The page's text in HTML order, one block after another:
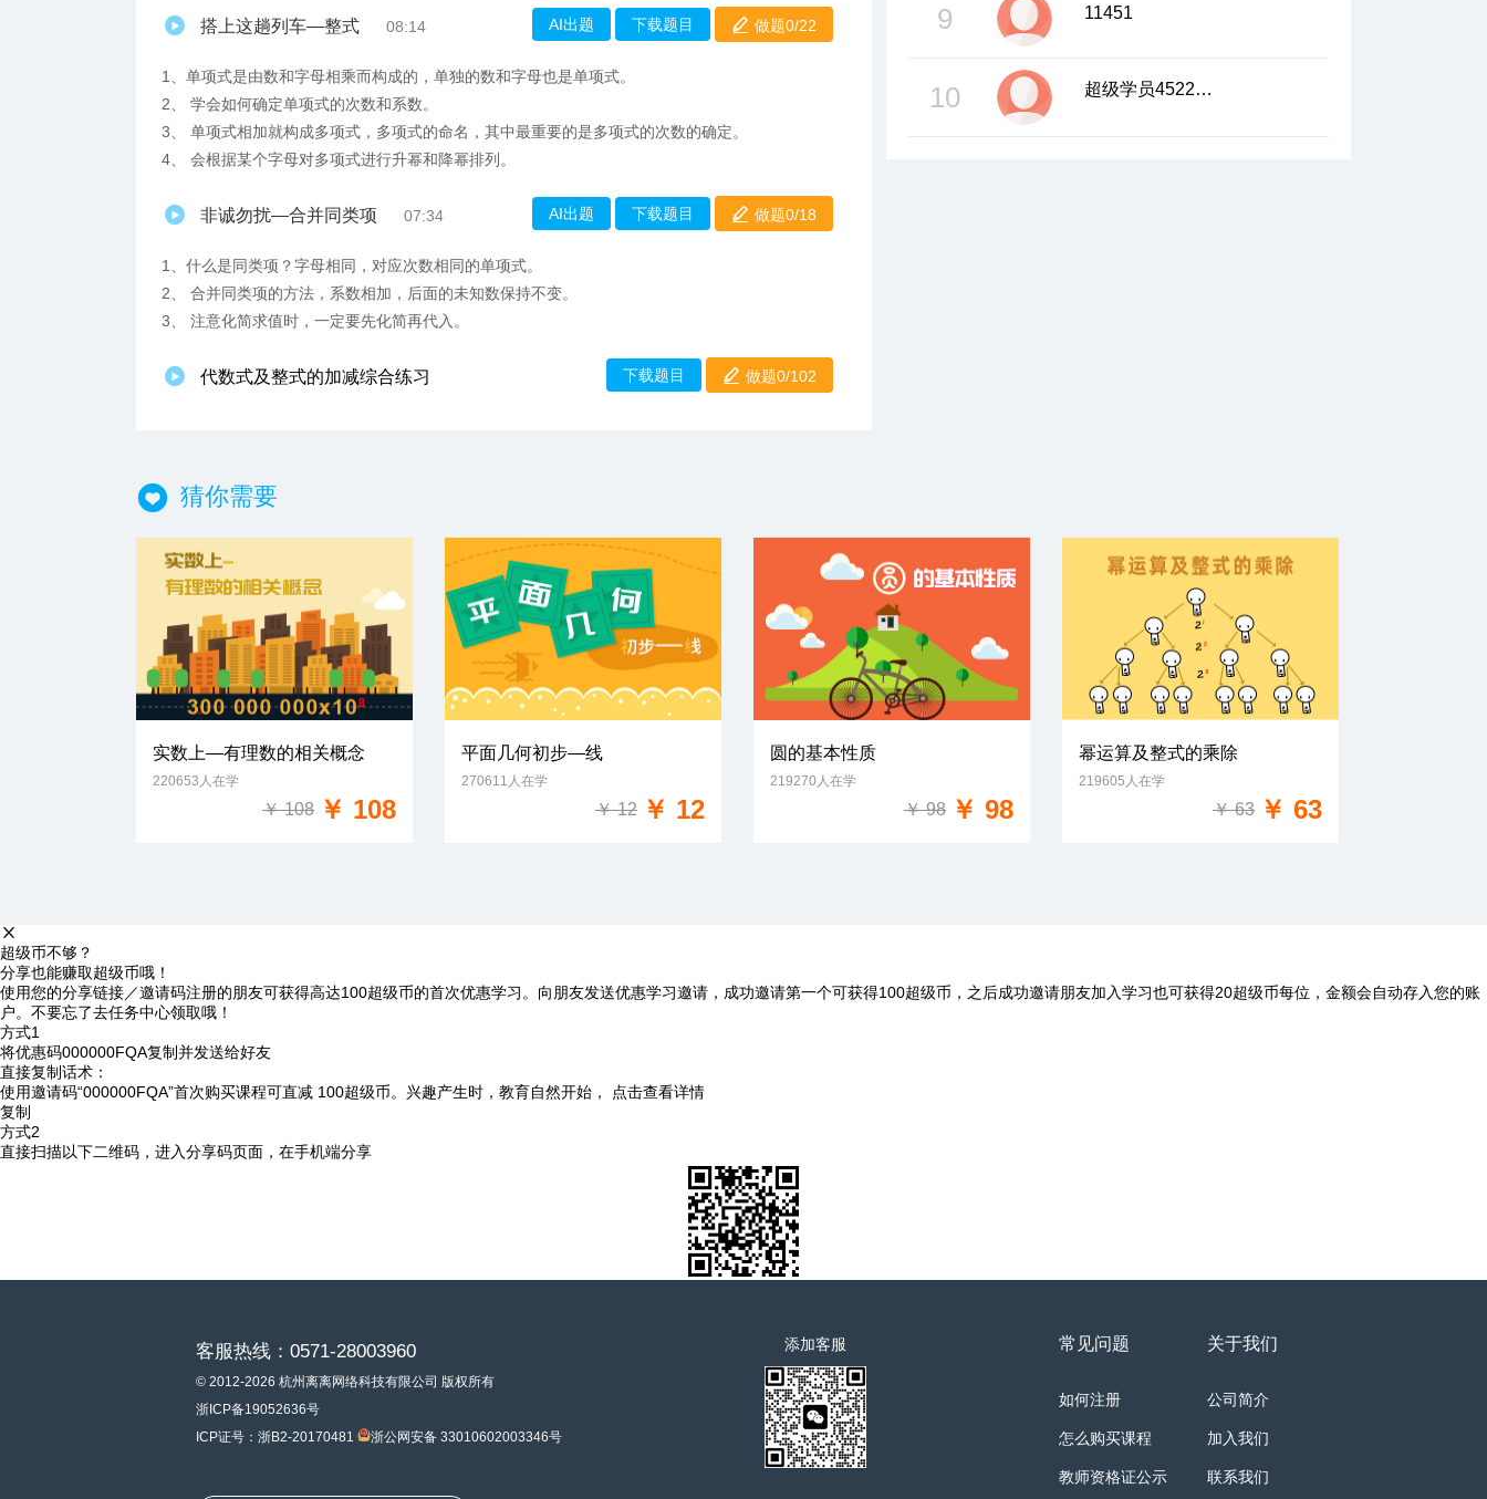
搭上这趟列车—整式 08:14 AI出题 下载题目 做题0/22
1、单项式是由数和字母相乘而构成的，单独的数和字母也是单项式。
2、 学会如何确定单项式的次数和系数。
3、 单项式相加就构成多项式，多项式的命名，其中最重要的是多项式的次数的确定。
4、 会根据某个字母对多项式进行升幂和降幂排列。
非诚勿扰—合并同类项 07:34 AI出题 下载题目 做题0/18
1、什么是同类项？字母相同，对应次数相同的单项式。
2、 合并同类项的方法，系数相加，后面的未知数保持不变。
3、 注意化简求值时，一定要先化简再代入。
代数式及整式的加减综合练习 下载题目 做题0/102
9 11451
10 超级学员4522322
猜你需要
实数上—有理数的相关概念
220653人在学
￥ 108 ￥ 108
平面几何初步—线
270611人在学
￥ 12 ￥ 12
圆的基本性质
219270人在学
￥ 98 ￥ 98
幂运算及整式的乘除
219605人在学
￥ 63 ￥ 63
超级币不够？
分享也能赚取超级币哦！
使用您的分享链接／邀请码注册的朋友可获得高达100超级币的首次优惠学习。向朋友发送优惠学习邀请，成功邀请第一个可获得100超级币，之后成功邀请朋友加入学习也可获得20超级币每位，金额会自动存入您的账
户。不要忘了去任务中心领取哦！
方式1
将优惠码000000FQA复制并发送给好友
直接复制话术：
使用邀请码“000000FQA”首次购买课程可直减 100超级币。兴趣产生时，教育自然开始， 点击查看详情
复制
方式2
直接扫描以下二维码，进入分享码页面，在手机端分享
客服热线：0571-28003960
© 2012-2026 杭州离离网络科技有限公司 版权所有
浙ICP备19052636号
ICP证号：浙B2-20170481
浙公网安备 33010602003346号
添加客服 常见问题
如何注册
怎么购买课程
教师资格证公示
关于我们
公司简介
加入我们
联系我们